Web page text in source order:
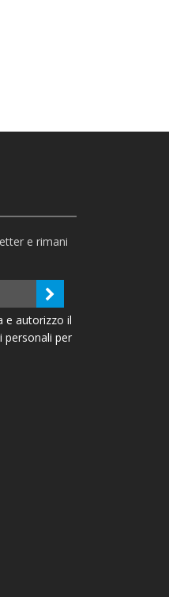
e rimani
e autorizzo il
personali per